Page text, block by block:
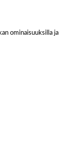
ominaisuuksilla ja